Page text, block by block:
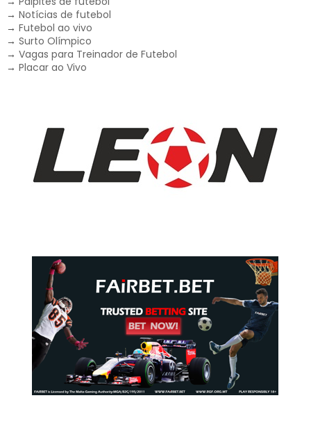
→ Notícias de futebol
→ Futebol ao vivo
→ Surto Olímpico
→ Vagas para Treinador de Futebol
→ Placar ao Vivo